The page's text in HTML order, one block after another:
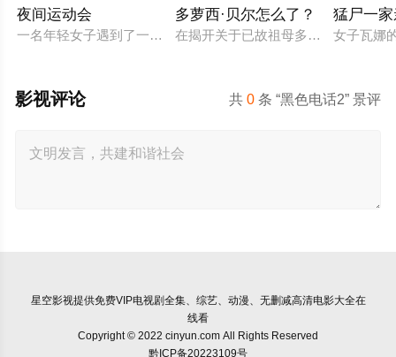
夜间运动会
一名年轻女子遇到了一位在网上认识的富有男友。她很快发现
多萝西·贝尔怎么了？
在揭开关于已故祖母多萝西·贝尔的
猛尸一
女子瓦娜
共0 条 “黑色电话2” 景评
影视评论
星空影视提供免费VIP电视剧全集、综艺、动漫、无删减高清电影大全在
线看
Copyright © 2022 cinyun.com All Rights Reserved
黔ICP备20223109号